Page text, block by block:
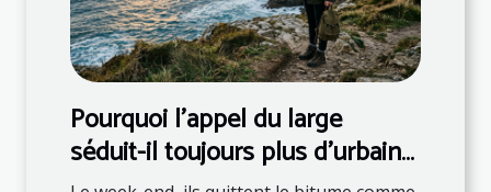
Pourquoi l’appel du large
séduit-il toujours plus d’urbains